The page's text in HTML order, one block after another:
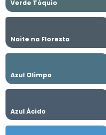
Verde Tóquio
Noite na Floresta
Azul Olimpo
Azul Ácido